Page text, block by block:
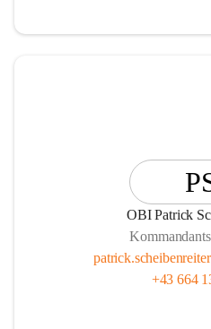
OBI Patrick
+43 664